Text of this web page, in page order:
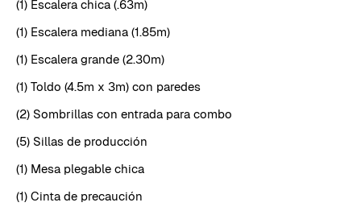
(1) Escalera chica (.63m)
(1) Escalera mediana (1.85m)
(1) Escalera grande (2.30m)
(1) Toldo (4.5m x 3m) con paredes
(2) Sombrillas con entrada para combo
(5) Sillas de producción
(1) Mesa plegable chica
(1) Cinta de precaución